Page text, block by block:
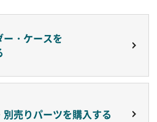
ー・ケースを
別売りパーツを購入する